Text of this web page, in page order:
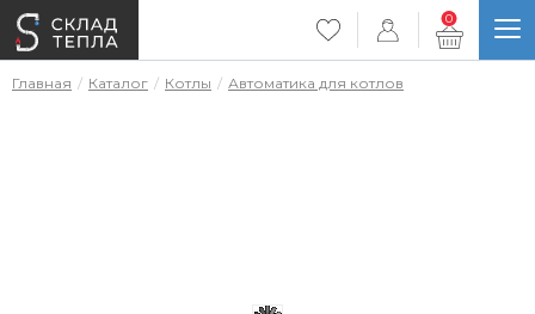
0
Главная Каталог Котлы Автоматика для котлов